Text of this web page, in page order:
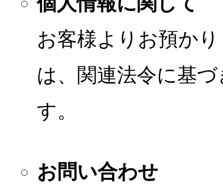
お客様よりお預か
は、関連法令に基
す。
お問い合わせ